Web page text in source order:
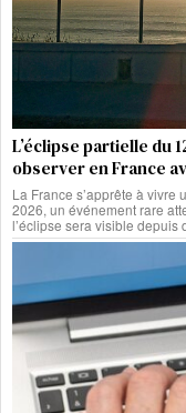
L’éclipse partielle du
observer en France
La France s’apprête à
2026, un événement rare
l’éclipse sera visible depuis